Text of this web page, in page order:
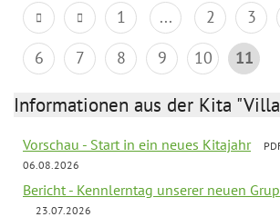
1 ... 2 3
6
7 8 9 10 11
Informationen aus der Kita
Vorschau - Start in ein neues Kitajahr
06.08.2026
Bericht - Kennlerntag unserer neuen
23.07.2026